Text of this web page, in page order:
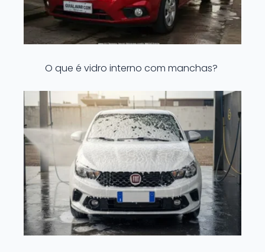
O que é vidro interno com manchas?